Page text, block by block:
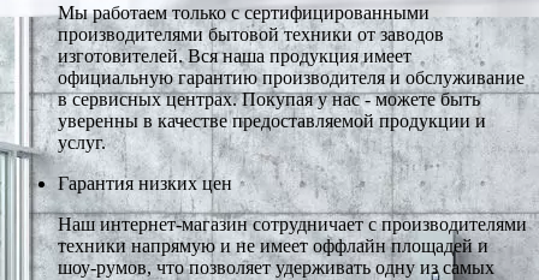
Мы работаем только с сертифицированными
производителями бытовой техники от заводов
изготовителей. Вся наша продукция имеет
официальную гарантию производителя и обслуживание
в сервисных центрах. Покупая у нас - можете быть
уверенны в качестве предоставляемой продукции и
услуг.
Гарантия низких цен
Наш интернет-магазин сотрудничает с производителями
техники напрямую и не имеет оффлайн площадей и
шоу-румов, что позволяет удерживать одну из самых